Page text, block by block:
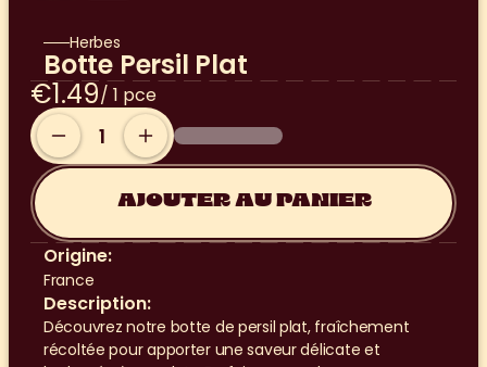
Herbes
Botte Persil Plat
€1.49/ 1 pce
AJOUTER AU PANIER
Origine:
France
Description:
Découvrez notre botte de persil plat, fraîchement
récoltée pour apporter une saveur délicate et